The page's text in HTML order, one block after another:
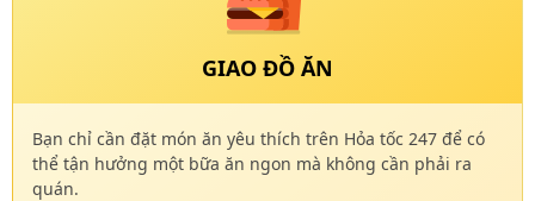
GIAO ĐỒ ĂN
Bạn chỉ cần đặt món ăn yêu thích trên Hỏa tốc 247 để có
thể tận hưởng một bữa ăn ngon mà không cần phải ra
quán.